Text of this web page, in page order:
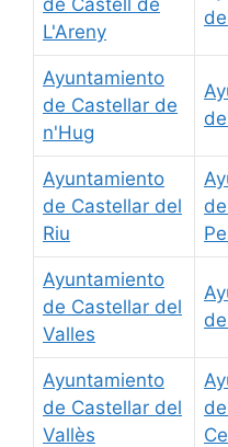
L'Areny
Ayuntamiento
de Castellar de
n'Hug
Ayuntamiento
de Castellar del
Riu
Ayuntamiento
de Castellar del
Valles
Ayuntamiento
de Castellar del
Vallès